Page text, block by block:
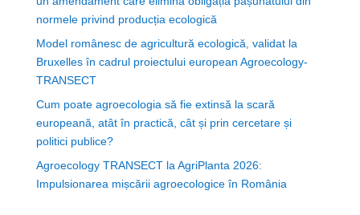
normele privind producția ecologică
Model românesc de agricultură ecologică, validat la
Bruxelles în cadrul proiectului european Agroecology-
TRANSECT
Cum poate agroecologia să fie extinsă la scară
europeană, atât în practică, cât și prin cercetare și
politici publice?
Agroecology TRANSECT la AgriPlanta 2026:
Impulsionarea mișcării agroecologice în România